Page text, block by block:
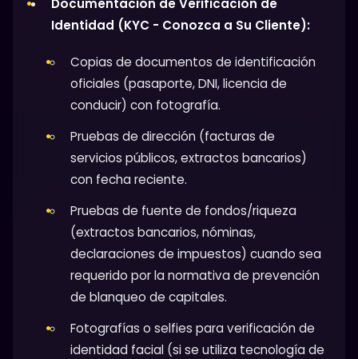
Identidad (KYC - Conozca a Su Cliente):
Copias de documentos de identificación
oficiales (pasaporte, DNI, licencia de
conducir) con fotografía.
Pruebas de dirección (facturas de
servicios públicos, extractos bancarios)
con fecha reciente.
Pruebas de fuente de fondos/riqueza
(extractos bancarios, nóminas,
declaraciones de impuestos) cuando sea
requerido por la normativa de prevención
de blanqueo de capitales.
Fotografías o selfies para verificación de
identidad facial (si se utiliza tecnología de